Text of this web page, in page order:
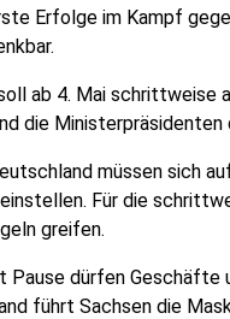
Erfolge im Kampf
ab 4. Mai schrittweise
die Ministerpräsidenten
müssen sich
Für die
greifen.
Pause dürfen
führt Sachsen die